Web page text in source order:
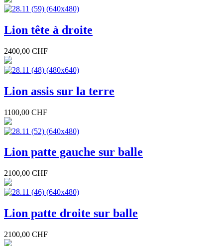
Lion tête à droite
2400,00 CHF
Lion assis sur la terre
1100,00 CHF
Lion patte gauche sur balle
2100,00 CHF
Lion patte droite sur balle
2100,00 CHF